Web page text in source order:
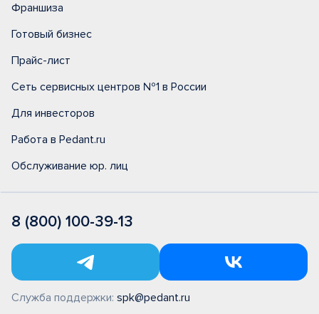
Франшиза
Готовый бизнес
Прайс-лист
Сеть сервисных центров №1 в России
Для инвесторов
Работа в Pedant.ru
Обслуживание юр. лиц
8 (800) 100-39-13
Служба поддержки: spk@pedant.ru